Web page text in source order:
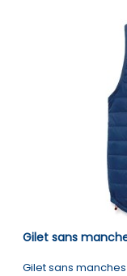
Gilet sans
Gilet sans manches